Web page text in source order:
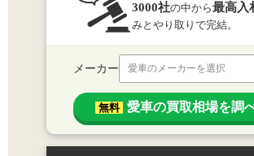
3000社の中から最高入
みとやり取りで完結。
メーカー 愛車のメーカーを選択
無料 愛車の買取相場を調